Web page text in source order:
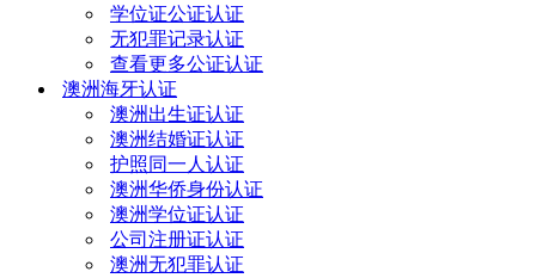
学位证公证认证
无犯罪记录认证
查看更多公证认证
澳洲海牙认证
澳洲出生证认证
澳洲结婚证认证
护照同一人认证
澳洲华侨身份认证
澳洲学位证认证
公司注册证认证
澳洲无犯罪认证